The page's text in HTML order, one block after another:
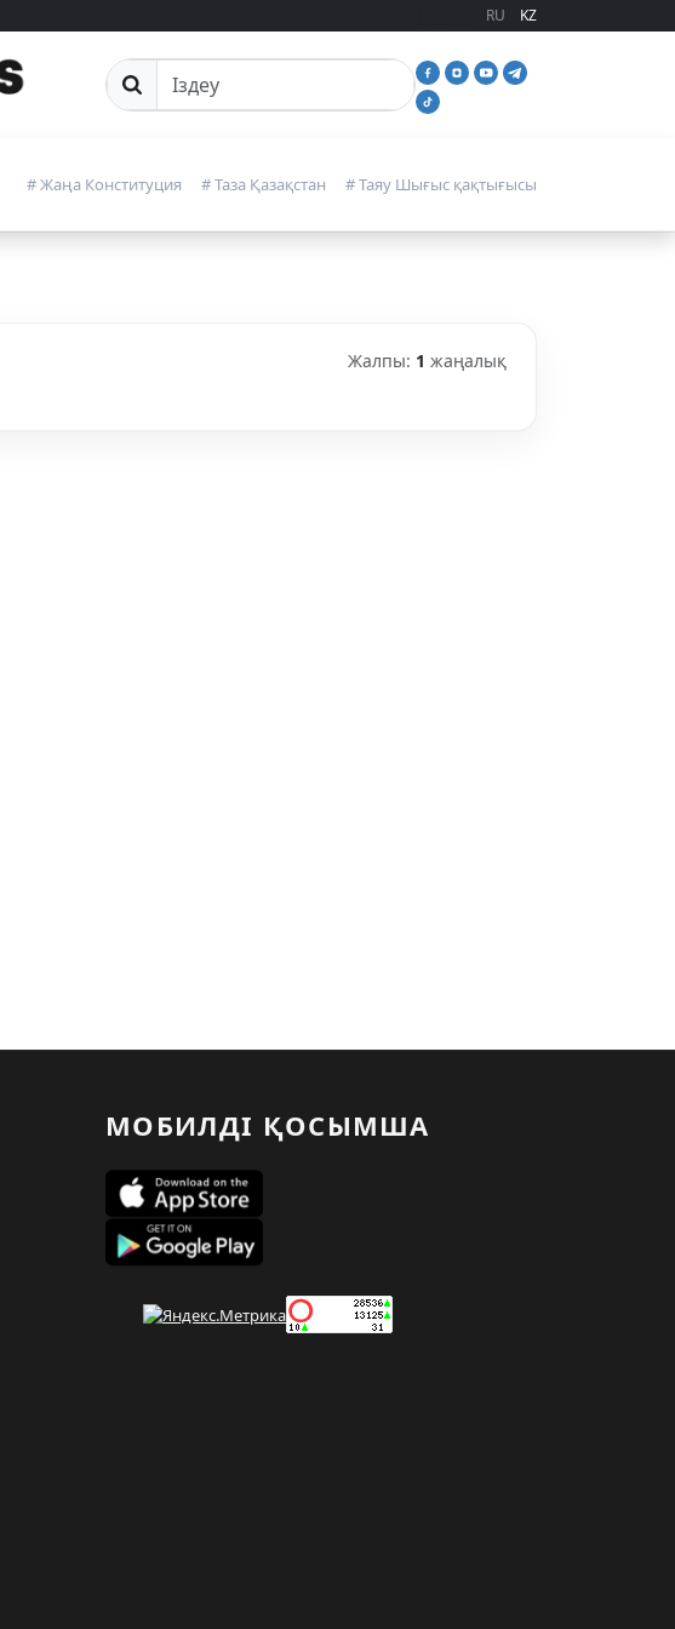
RU KZ
Сайттан іздеу
# Жаңа Конституция # Таза Қазақстан # Таяу Шығыс қақтығысы
Жалпы: 1 жаңалық
МОБИЛДІ ҚОСЫМША